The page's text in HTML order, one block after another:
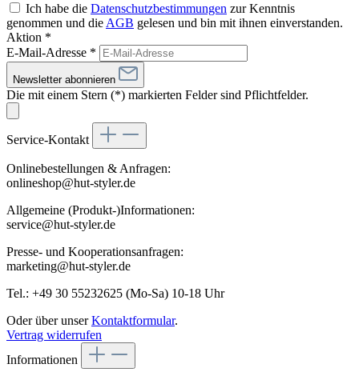
Ich habe die Datenschutzbestimmungen zur Kenntnis
genommen und die AGB gelesen und bin mit ihnen einverstanden.
Aktion *
E-Mail-Adresse *
Newsletter abonnieren
Die mit einem Stern (*) markierten Felder sind Pflichtfelder.
Service-Kontakt
Onlinebestellungen & Anfragen:
onlineshop@hut-styler.de
Allgemeine (Produkt-)Informationen:
service@hut-styler.de
Presse- und Kooperationsanfragen:
marketing@hut-styler.de
Tel.: +49 30 55232625 (Mo-Sa) 10-18 Uhr
Oder über unserKontaktformular.
Vertrag widerrufen
Informationen